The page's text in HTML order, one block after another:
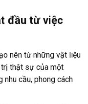
đầu từ việc
nên từ những vật liệu
thật sự của một
nhu cầu, phong cách